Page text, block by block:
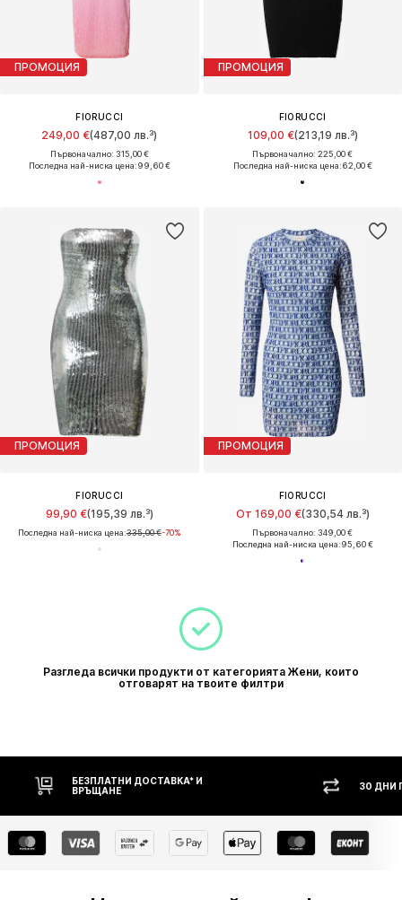
ПРОМОЦИЯ
FIORUCCI
249,00 €(487,00 лв.³)
Първоначално: 315,00 €
Последна най-ниска цена:99,60 €
ПРОМОЦИЯ
FIORUCCI
109,00 €(213,19 лв.³)
Първоначално: 225,00 €
Последна най-ниска цена:62,00 €
ПРОМОЦИЯ
FIORUCCI
99,90 €(195,39 лв.³)
Последна най-ниска цена:335,00 €-70%
ПРОМОЦИЯ
FIORUCCI
От 169,00 €(330,54 лв.³)
Първоначално: 349,00 €
Последна най-ниска цена:95,60 €
Разгледа всички продукти от категорията Жени, които
отговарят на твоите филтри
БЕЗПЛАТНИ ДОСТАВКА* И
ВРЪЩАНЕ
30 ДНИ